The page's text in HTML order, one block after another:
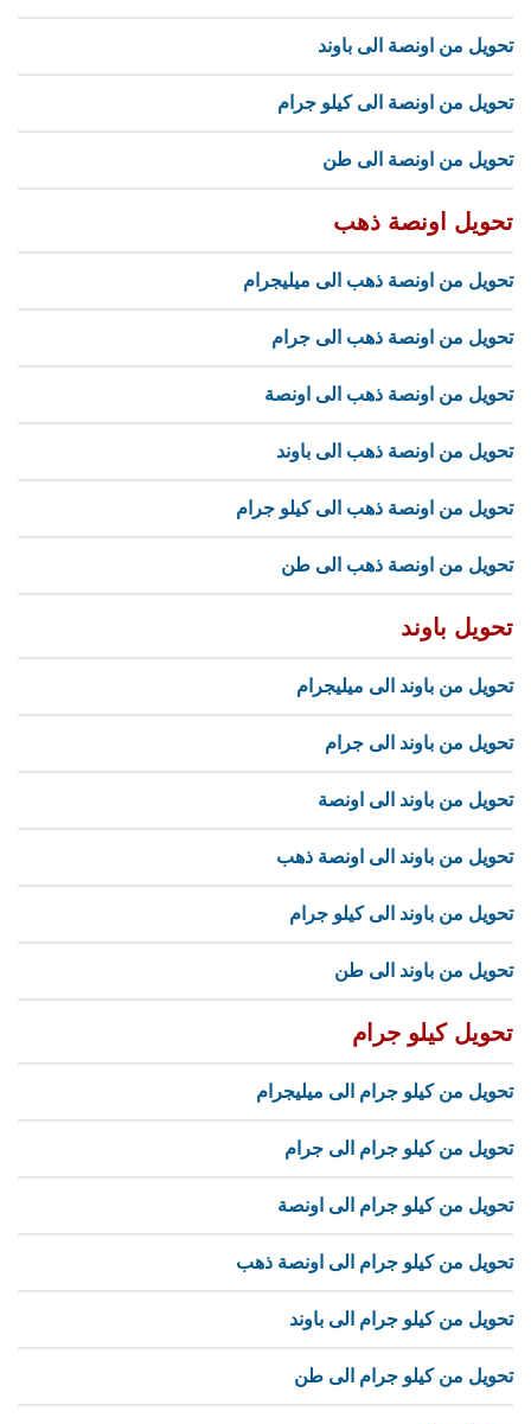
تحويل من اونصة الى باوند
تحويل من اونصة الى كيلو جرام
تحويل من اونصة الى طن
تحويل اونصة ذهب
تحويل من اونصة ذهب الى ميليجرام
تحويل من اونصة ذهب الى جرام
تحويل من اونصة ذهب الى اونصة
تحويل من اونصة ذهب الى باوند
تحويل من اونصة ذهب الى كيلو جرام
تحويل من اونصة ذهب الى طن
تحويل باوند
تحويل من باوند الى ميليجرام
تحويل من باوند الى جرام
تحويل من باوند الى اونصة
تحويل من باوند الى اونصة ذهب
تحويل من باوند الى كيلو جرام
تحويل من باوند الى طن
تحويل كيلو جرام
تحويل من كيلو جرام الى ميليجرام
تحويل من كيلو جرام الى جرام
تحويل من كيلو جرام الى اونصة
تحويل من كيلو جرام الى اونصة ذهب
تحويل من كيلو جرام الى باوند
تحويل من كيلو جرام الى طن